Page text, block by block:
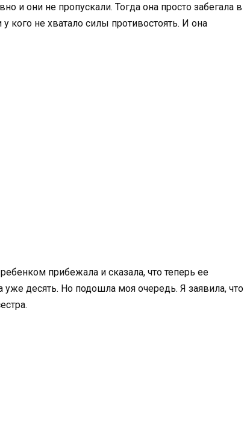
и они не пропускали. Тогда она просто забегала в
кого не хватало силы противостоять. И она
прибежала и сказала, что теперь ее
уже десять. Но подошла моя очередь. Я заявила, что